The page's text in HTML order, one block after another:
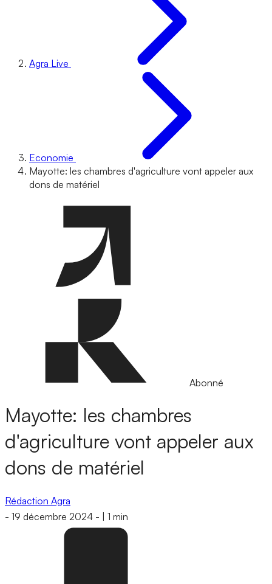
Agra Live
Economie
Mayotte: les chambres d'agriculture vont appeler aux
dons de matériel
Abonné
Mayotte: les chambres
d'agriculture vont appeler aux
dons de matériel
Rédaction Agra
- 19 décembre 2024 - 1 min